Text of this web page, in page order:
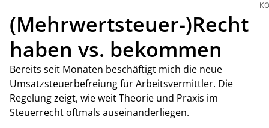
(Mehrwertsteuer-)Recht
haben vs. bekommen
Bereits seit Monaten beschäftigt mich die neue
Umsatzsteuerbefreiung für Arbeitsvermittler. Die
Regelung zeigt, wie weit Theorie und Praxis im
Steuerrecht oftmals auseinanderliegen.